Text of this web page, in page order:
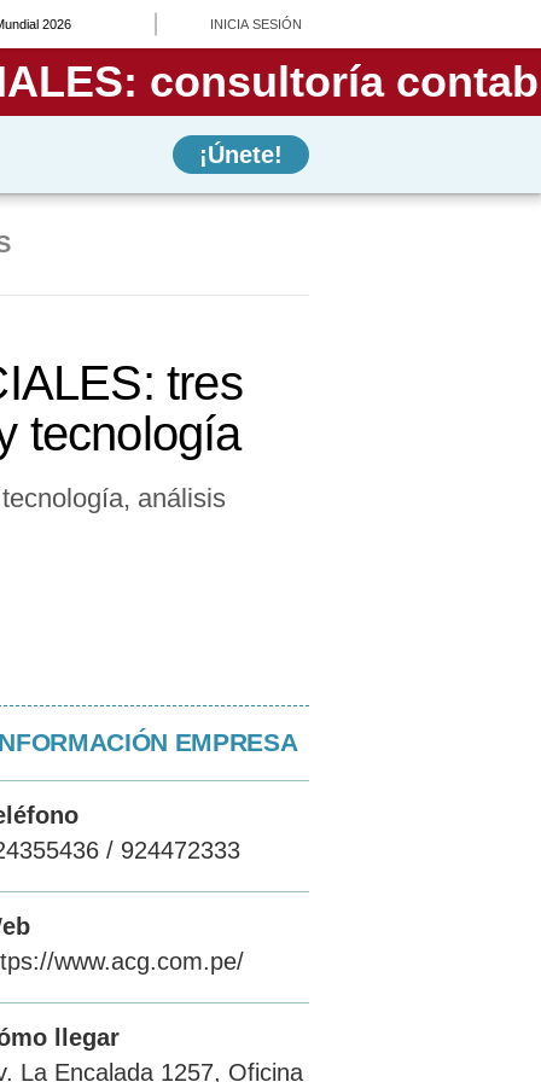
2026 INICIA SESIÓN
¡Únete!
tres
tecnología
análisis
EMPRESA
/ 924472333
www.acg.com.pe/
llegar
La Encalada 1257, Oficina